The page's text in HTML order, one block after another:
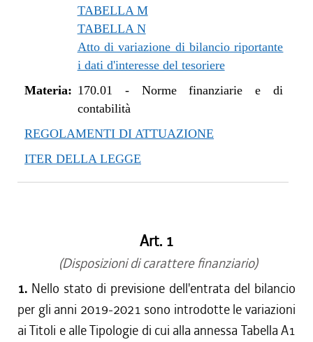
TABELLA M
TABELLA N
Atto di variazione di bilancio riportante
i dati d'interesse del tesoriere
Materia: 170.01 - Norme finanziarie e di
contabilità
REGOLAMENTI DI ATTUAZIONE
ITER DELLA LEGGE
Art. 1
(Disposizioni di carattere finanziario)
1. Nello stato di previsione dell'entrata del bilancio
per gli anni 2019-2021 sono introdotte le variazioni
ai Titoli e alle Tipologie di cui alla annessa Tabella A1